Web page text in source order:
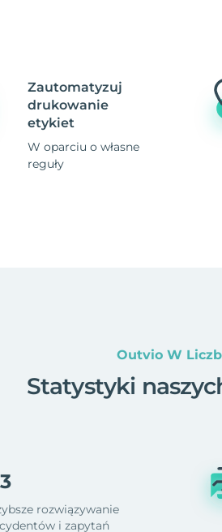
Zautomatyzuj
drukowanie
etykiet
W oparciu o własne
reguły
Outvio W
Statystyki
rozwiązywanie
i zapytań